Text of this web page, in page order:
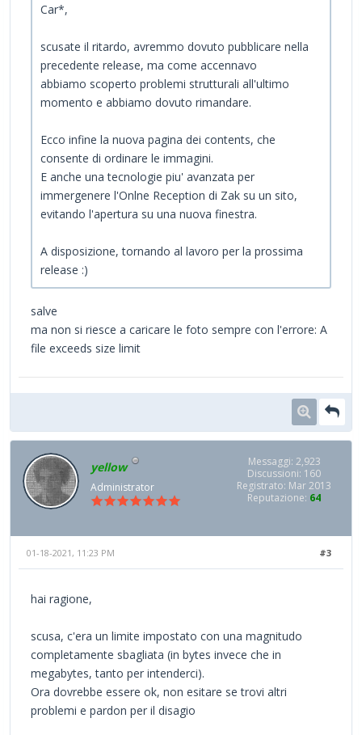
Car*,
scusate il ritardo, avremmo dovuto pubblicare nella
precedente release, ma come accennavo
abbiamo scoperto problemi strutturali all'ultimo
momento e abbiamo dovuto rimandare.
Ecco infine la nuova pagina dei contents, che
consente di ordinare le immagini.
E anche una tecnologie piu' avanzata per
immergenere l'Onlne Reception di Zak su un sito,
evitando l'apertura su una nuova finestra.
A disposizione, tornando al lavoro per la prossima
release :)
salve
ma non si riesce a caricare le foto sempre con l'errore: A
file exceeds size limit
yellow
Administrator
Messaggi: 2,923
Discussioni: 160
Registrato: Mar 2013
Reputazione: 64
#3
01-18-2021, 11:23 PM
hai ragione,
scusa, c'era un limite impostato con una magnitudo
completamente sbagliata (in bytes invece che in
megabytes, tanto per intenderci).
Ora dovrebbe essere ok, non esitare se trovi altri
problemi e pardon per il disagio